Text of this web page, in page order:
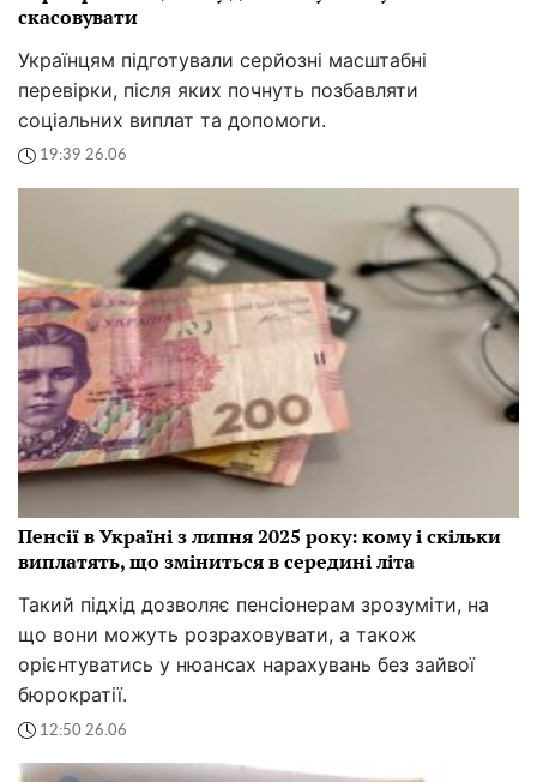
скасовувати
Українцям підготували серйозні масштабні
перевірки, після яких почнуть позбавляти
соціальних виплат та допомоги.
19:39 26.06
Пенсії в Україні з липня 2025 року: кому і скільки
виплатять, що зміниться в середині літа
Такий підхід дозволяє пенсіонерам зрозуміти, на
що вони можуть розраховувати, а також
орієнтуватись у нюансах нарахувань без зайвої
бюрократії.
12:50 26.06